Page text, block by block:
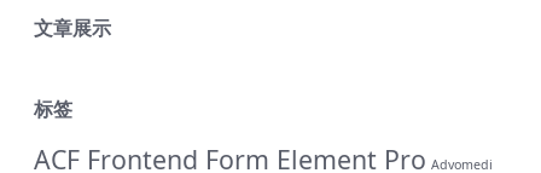
文章展示
标签
ACF Frontend Form Element Pro Advomedi